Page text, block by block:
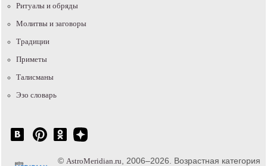
Ритуалы и обряды
Молитвы и заговоры
Традиции
Приметы
Талисманы
Эзо словарь
© AstroMeridian.ru , 2006–2026. Возрастная категория